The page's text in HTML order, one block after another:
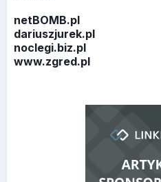
netBOMB.pl
dariuszjurek.pl
noclegi.biz.pl
www.zgred.pl